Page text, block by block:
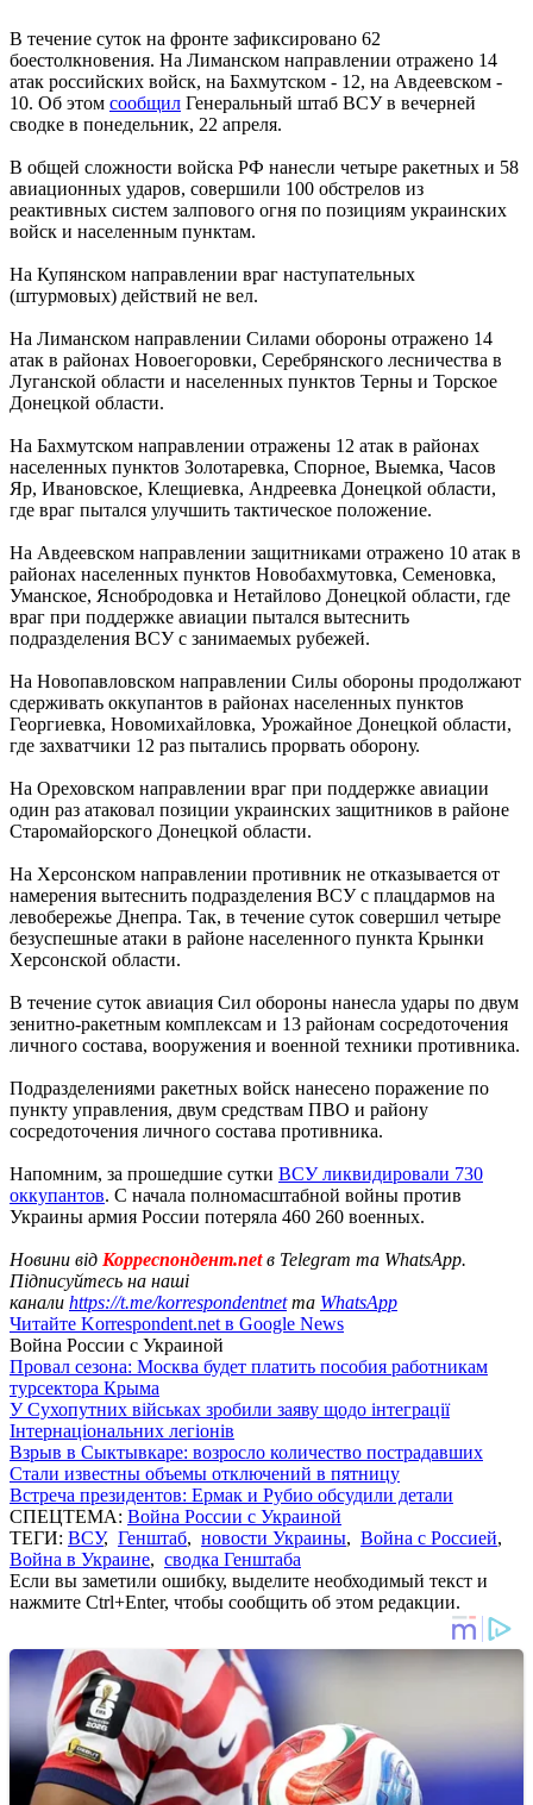
В течение суток на фронте зафиксировано 62
боестолкновения. На Лиманском направлении отражено 14
атак российских войск, на Бахмутском - 12, на Авдеевском -
10. Об этом сообщил Генеральный штаб ВСУ в вечерней
сводке в понедельник, 22 апреля.
В общей сложности войска РФ нанесли четыре ракетных и 58
авиационных ударов, совершили 100 обстрелов из
реактивных систем залпового огня по позициям украинских
войск и населенным пунктам.
На Купянском направлении враг наступательных
(штурмовых) действий не вел.
На Лиманском направлении Силами обороны отражено 14
атак в районах Новоегоровки, Серебрянского лесничества в
Луганской области и населенных пунктов Терны и Торское
Донецкой области.
На Бахмутском направлении отражены 12 атак в районах
населенных пунктов Золотаревка, Спорное, Выемка, Часов
Яр, Ивановское, Клещиевка, Андреевка Донецкой области,
где враг пытался улучшить тактическое положение.
На Авдеевском направлении защитниками отражено 10 атак в
районах населенных пунктов Новобахмутовка, Семеновка,
Уманское, Яснобродовка и Нетайлово Донецкой области, где
враг при поддержке авиации пытался вытеснить
подразделения ВСУ с занимаемых рубежей.
На Новопавловском направлении Силы обороны продолжают
сдерживать оккупантов в районах населенных пунктов
Георгиевка, Новомихайловка, Урожайное Донецкой области,
где захватчики 12 раз пытались прорвать оборону.
На Ореховском направлении враг при поддержке авиации
один раз атаковал позиции украинских защитников в районе
Старомайорского Донецкой области.
На Херсонском направлении противник не отказывается от
намерения вытеснить подразделения ВСУ с плацдармов на
левобережье Днепра. Так, в течение суток совершил четыре
безуспешные атаки в районе населенного пункта Крынки
Херсонской области.
В течение суток авиация Сил обороны нанесла удары по двум
зенитно-ракетным комплексам и 13 районам сосредоточения
личного состава, вооружения и военной техники противника.
Подразделениями ракетных войск нанесено поражение по
пункту управления, двум средствам ПВО и району
сосредоточения личного состава противника.
Напомним, за прошедшие сутки ВСУ ликвидировали 730
оккупантов. С начала полномасштабной войны против
Украины армия России потеряла 460 260 военных.
Новини від Корреспондент.netв Telegram та WhatsApp.
Підписуйтесь на наші
канали https://t.me/korrespondentnetта WhatsApp
Читайте Korrespondent.net в Google News
Война России с Украиной
Провал сезона: Москва будет платить пособия работникам
турсектора Крыма
У Сухопутних військах зробили заяву щодо інтеграції
Інтернаціональних легіонів
Взрыв в Сыктывкаре: возросло количество пострадавших
Стали известны объемы отключений в пятницу
Встреча президентов: Ермак и Рубио обсудили детали
СПЕЦТЕМА: Война России с Украиной
ТЕГИ: ВСУ, Генштаб, новости Украины, Война с Россией,
Война в Украине, сводка Генштаба
Если вы заметили ошибку, выделите необходимый текст и
нажмите Ctrl+Enter, чтобы сообщить об этом редакции.